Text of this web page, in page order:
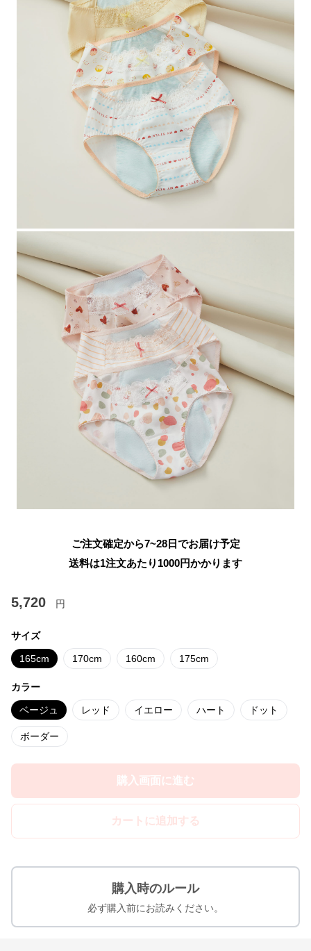
ご注文確定から7~28日でお届け予定
送料は1注文あたり 1000円かかります
5,720 円
サイズ
165cm 170cm 160cm 175cm
カラー
ベージュ レッド イエロー ハート ドット
ボーダー
購入画面に進む
カートに追加する
購入時のルール
必ず購入前にお読みください。